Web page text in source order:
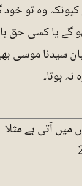
وہ تو خود
گے یا کسی حق
سیدنا موسیٰ
ہوتا۔
میں آتی ہے مثلا